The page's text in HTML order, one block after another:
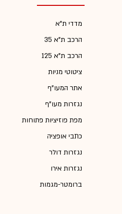
מדדי ת"א
הרכב ת"א 35
הרכב ת"א 125
ציטוטי מניות
אתר המעו"ף
נגזרות מעו"ף
מפת פוזיציות פתוחות
כתבי אופציה
נגזרות דולר
נגזרות אירו
ברומטר-מגמות